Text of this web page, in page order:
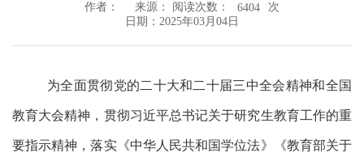
作者： 来源： 阅读次数： 6404
次
日期：2025年03月04日
为全面贯彻党的二十大和二十届三中全会精神和全国
教育大会精神，贯彻习近平总书记关于研究生教育工作的重
要指示精神，落实《中华人民共和国学位法》《教育部关于